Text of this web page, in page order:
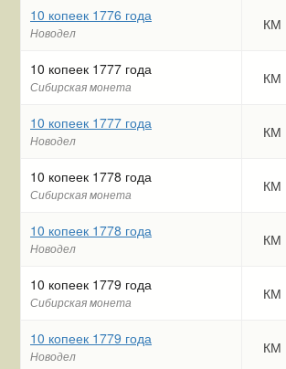
10 копеек 1776 года
Новодел КМ
10 копеек 1777 года
Сибирская монета КМ
10 копеек 1777 года
Новодел КМ
10 копеек 1778 года
Сибирская монета КМ
10 копеек 1778 года
Новодел КМ
10 копеек 1779 года
Сибирская монета КМ
10 копеек 1779 года
Новодел КМ